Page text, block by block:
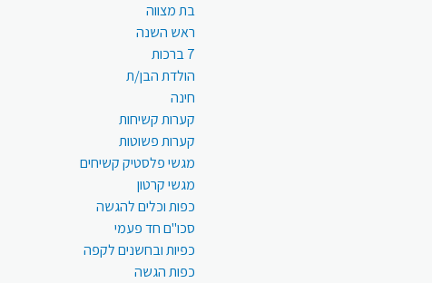
בת מצווה
ראש השנה
7 ברכות
הולדת הבן/ת
חינה
קערות קשיחות
קערות פשוטות
מגשי פלסטיק קשיחים
מגשי קרטון
כפות וכלים להגשה
סכו"ם חד פעמי
כפיות ובחשנים לקפה
כפות הגשה